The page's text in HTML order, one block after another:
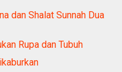
dan Shalat Sunnah Dua
Rupa dan Tubuh